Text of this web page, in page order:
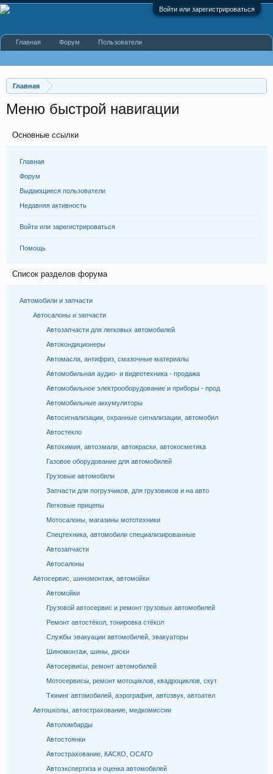
Войти или зарегистрироваться
Главная
Меню быстрой навигации
Основные ссылки
Главная
Форум
Выдающиеся пользователи
Недавняя активность
Войти или зарегистрироваться
Помощь
Список разделов форума
Автомобили и запчасти
Автосалоны и запчасти
Автозапчасти для легковых автомобилей
Автокондиционеры
Автомасла, антифриз, смазочные материалы
Автомобильная аудио- и видеотехника - продажа
Автомобильное электрооборудование и приборы - прод
Автомобильные аккумуляторы
Автосигнализации, охранные сигнализации, автомобил
Автостекло
Автохимия, автоэмали, автокраски, автокосметика
Газовое оборудование для автомобилей
Грузовые автомобили
Запчасти для погрузчиков, для грузовиков и на авто
Легковые прицепы
Мотосалоны, магазины мототехники
Спецтехника, автомобили специализированные
Автозапчасти
Автосалоны
Автосервис, шиномонтаж, автомойки
Автомойки
Грузовой автосервис и ремонт грузовых автомобилей
Ремонт автостёкол, тонировка стёкол
Службы эвакуации автомобилей, эвакуаторы
Шиномонтаж, шины, диски
Автосервисы, ремонт автомобилей
Мотосервисы, ремонт мотоциклов, квадроциклов, скут
Тюнинг автомобилей, аэрография, автозвук, автоател
Автошколы, автострахование, медкомиссии
Автоломбарды
Автостоянки
Автострахование, КАСКО, ОСАГО
Автоэкспертиза и оценка автомобилей
Главная Форум Пользователи